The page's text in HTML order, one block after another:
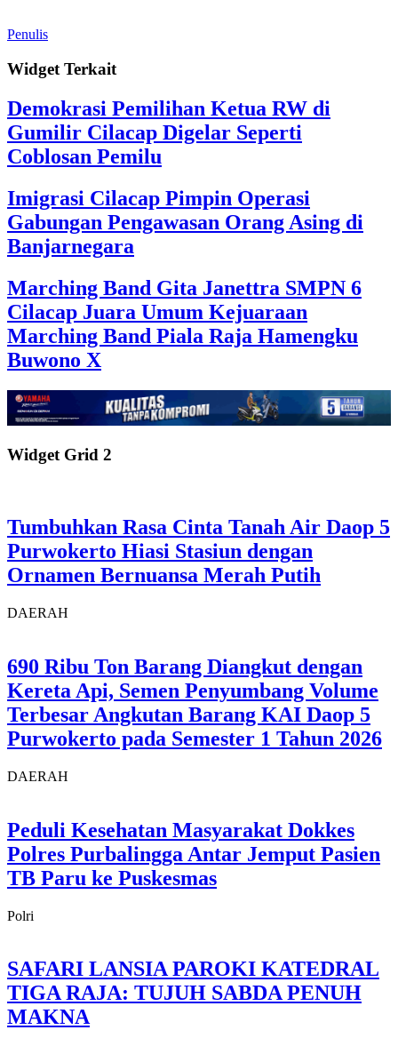
Penulis
Widget Terkait
Demokrasi Pemilihan Ketua RW di
Gumilir Cilacap Digelar Seperti
Coblosan Pemilu
Imigrasi Cilacap Pimpin Operasi
Gabungan Pengawasan Orang Asing di
Banjarnegara
Marching Band Gita Janettra SMPN 6
Cilacap Juara Umum Kejuaraan
Marching Band Piala Raja Hamengku
Buwono X
Widget Grid 2
Tumbuhkan Rasa Cinta Tanah Air Daop 5
Purwokerto Hiasi Stasiun dengan
Ornamen Bernuansa Merah Putih
DAERAH
690 Ribu Ton Barang Diangkut dengan
Kereta Api, Semen Penyumbang Volume
Terbesar Angkutan Barang KAI Daop 5
Purwokerto pada Semester 1 Tahun 2026
DAERAH
Peduli Kesehatan Masyarakat Dokkes
Polres Purbalingga Antar Jemput Pasien
TB Paru ke Puskesmas
Polri
SAFARI LANSIA PAROKI KATEDRAL
TIGA RAJA: TUJUH SABDA PENUH
MAKNA